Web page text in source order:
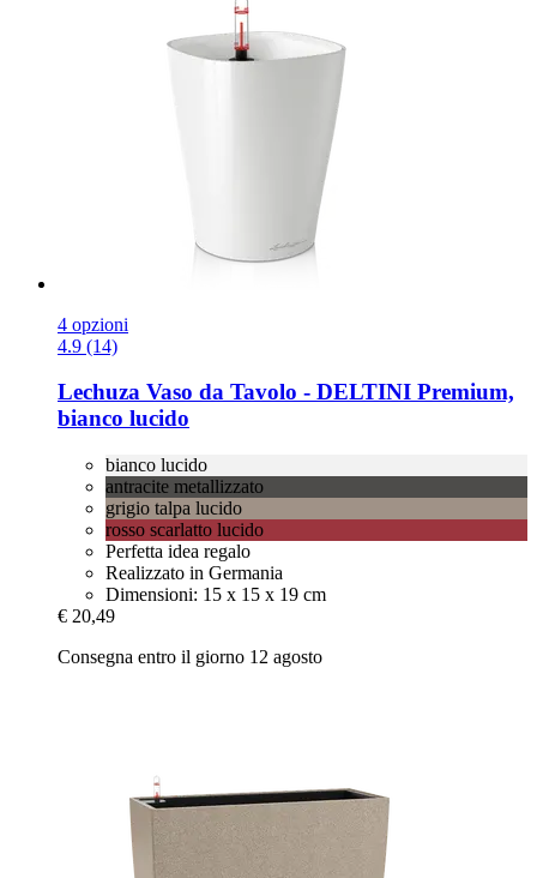
4 opzioni
4.9 (14)
Lechuza Vaso da Tavolo -​ DELTINI Premium,
bianco lucido
bianco lucido
antracite metallizzato
grigio talpa lucido
rosso scarlatto lucido
Perfetta idea regalo
Realizzato in Germania
Dimensioni: 15 x 15 x 19 cm
€ 20,49
Consegna entro il giorno 12 agosto